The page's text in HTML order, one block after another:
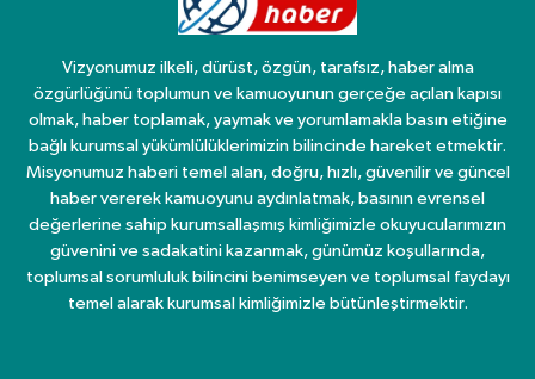
Vizyonumuz ilkeli, dürüst, özgün, tarafsız, haber alma
özgürlüğünü toplumun ve kamuoyunun gerçeğe açılan kapısı
olmak, haber toplamak, yaymak ve yorumlamakla basın etiğine
bağlı kurumsal yükümlülüklerimizin bilincinde hareket etmektir.
Misyonumuz haberi temel alan, doğru, hızlı, güvenilir ve güncel
haber vererek kamuoyunu aydınlatmak, basının evrensel
değerlerine sahip kurumsallaşmış kimliğimizle okuyucularımızın
güvenini ve sadakatini kazanmak, günümüz koşullarında,
toplumsal sorumluluk bilincini benimseyen ve toplumsal faydayı
temel alarak kurumsal kimliğimizle bütünleştirmektir.